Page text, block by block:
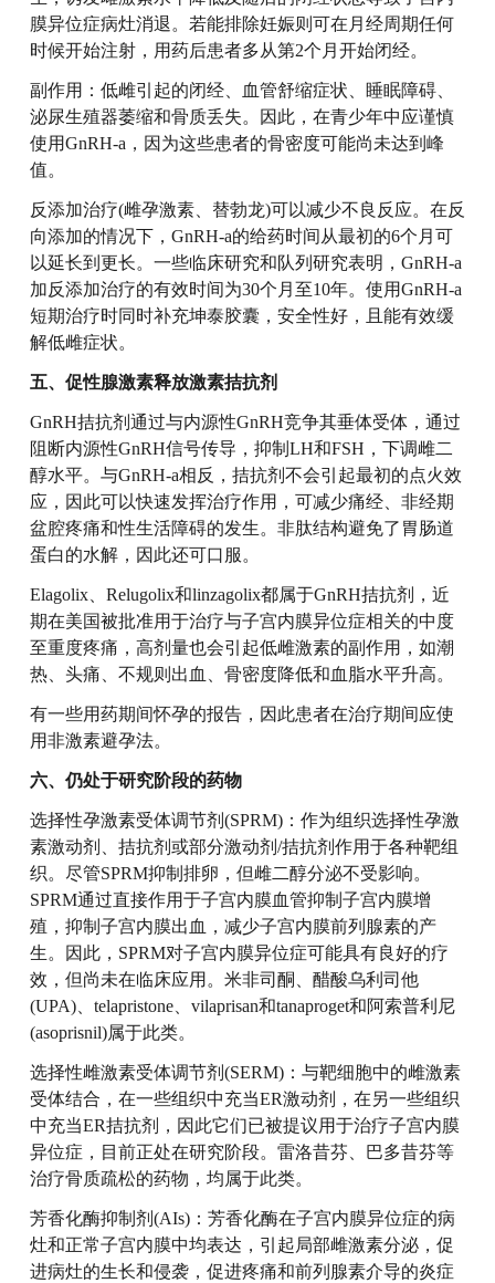
膜异位症病灶消退。若能排除妊娠则可在月经周期任何
时候开始注射，用药后患者多从第2个月开始闭经。
副作用：低雌引起的闭经、血管舒缩症状、睡眠障碍、
泌尿生殖器萎缩和骨质丢失。因此，在青少年中应谨慎
使用GnRH-a，因为这些患者的骨密度可能尚未达到峰
值。
反添加治疗(雌孕激素、替勃龙)可以减少不良反应。在反
向添加的情况下，GnRH-a的给药时间从最初的6个月可
以延长到更长。一些临床研究和队列研究表明，GnRH-a
加反添加治疗的有效时间为30个月至10年。使用GnRH-a
短期治疗时同时补充坤泰胶囊，安全性好，且能有效缓
解低雌症状。
五、促性腺激素释放激素拮抗剂
GnRH拮抗剂通过与内源性GnRH竞争其垂体受体，通过
阻断内源性GnRH信号传导，抑制LH和FSH，下调雌二
醇水平。与GnRH-a相反，拮抗剂不会引起最初的点火效
应，因此可以快速发挥治疗作用，可减少痛经、非经期
盆腔疼痛和性生活障碍的发生。非肽结构避免了胃肠道
蛋白的水解，因此还可口服。
Elagolix、Relugolix和linzagolix都属于GnRH拮抗剂，近
期在美国被批准用于治疗与子宫内膜异位症相关的中度
至重度疼痛，高剂量也会引起低雌激素的副作用，如潮
热、头痛、不规则出血、骨密度降低和血脂水平升高。
有一些用药期间怀孕的报告，因此患者在治疗期间应使
用非激素避孕法。
六、仍处于研究阶段的药物
选择性孕激素受体调节剂(SPRM)：作为组织选择性孕激
素激动剂、拮抗剂或部分激动剂/拮抗剂作用于各种靶组
织。尽管SPRM抑制排卵，但雌二醇分泌不受影响。
SPRM通过直接作用于子宫内膜血管抑制子宫内膜增
殖，抑制子宫内膜出血，减少子宫内膜前列腺素的产
生。因此，SPRM对子宫内膜异位症可能具有良好的疗
效，但尚未在临床应用。米非司酮、醋酸乌利司他
(UPA)、telapristone、vilaprisan和tanaproget和阿索普利尼
(asoprisnil)属于此类。
选择性雌激素受体调节剂(SERM)：与靶细胞中的雌激素
受体结合，在一些组织中充当ER激动剂，在另一些组织
中充当ER拮抗剂，因此它们已被提议用于治疗子宫内膜
异位症，目前正处在研究阶段。雷洛昔芬、巴多昔芬等
治疗骨质疏松的药物，均属于此类。
芳香化酶抑制剂(AIs)：芳香化酶在子宫内膜异位症的病
灶和正常子宫内膜中均表达，引起局部雌激素分泌，促
进病灶的生长和侵袭，促进疼痛和前列腺素介导的炎症